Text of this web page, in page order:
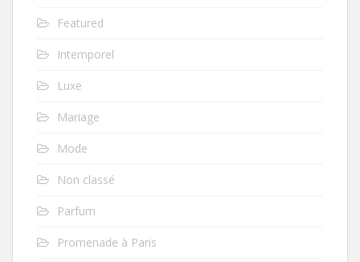
Featured
Intemporel
Luxe
Mariage
Mode
Non classé
Parfum
Promenade à Paris